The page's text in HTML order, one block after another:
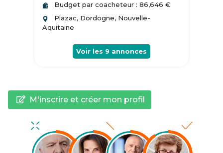
Budget par coacheteur : 86,646 €
Plazac, Dordogne, Nouvelle-
Aquitaine
Voir les 9 annonces
M'inscrire et créer mon profil